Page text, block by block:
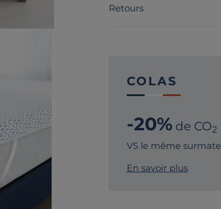
Retours
COLAS
-20%de CO2
VS le même
En savoir plus